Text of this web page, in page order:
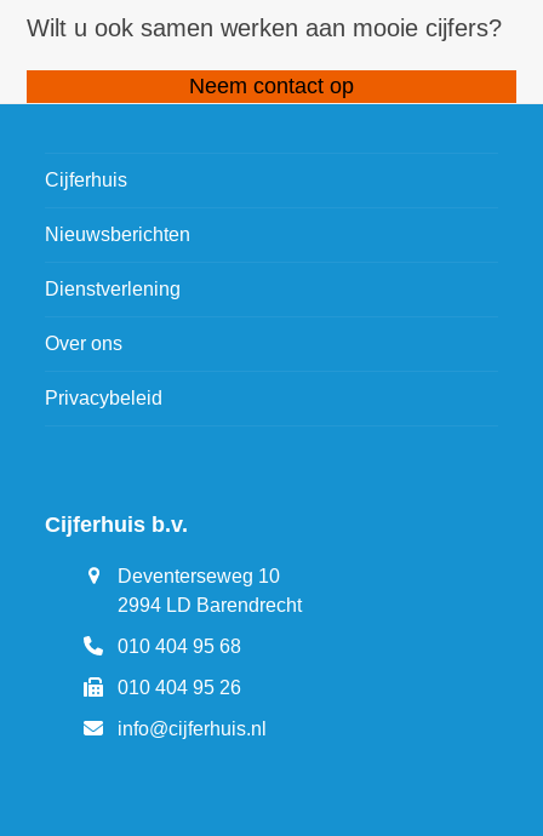
Wilt u ook samen werken aan mooie cijfers?
Neem contact op
Cijferhuis
Nieuwsberichten
Dienstverlening
Over ons
Privacybeleid
Cijferhuis b.v.
Deventerseweg 10
2994 LD Barendrecht
010 404 95 68
010 404 95 26
info@cijferhuis.nl